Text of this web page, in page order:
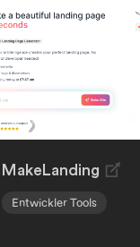
Richtige für dich!
positioniert sich als
für technologische
sowohl für Start-
etablierte Firmen
der transparenten
Preisgestaltung
profitieren.
MakeLanding
Entwickler Tools